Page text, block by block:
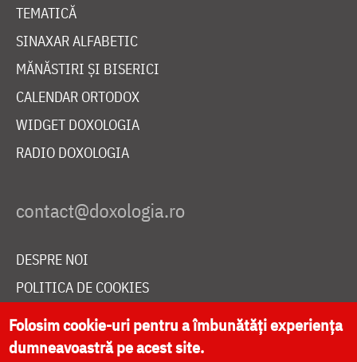
TEMATICĂ
SINAXAR ALFABETIC
MĂNĂSTIRI ȘI BISERICI
CALENDAR ORTODOX
WIDGET DOXOLOGIA
RADIO DOXOLOGIA
DESPRE NOI
POLITICA DE COOKIES
DONEAZĂ ONLINE PENTRU CATEDRALA NAȚIONALĂ
Folosim cookie-uri pentru a îmbunătăți experiența
dumneavoastră pe acest site.